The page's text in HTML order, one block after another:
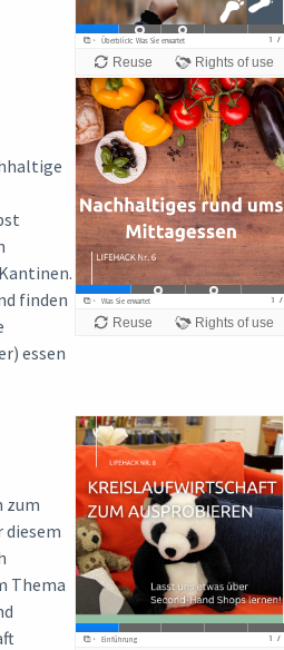
finden
essen
zum
Thema